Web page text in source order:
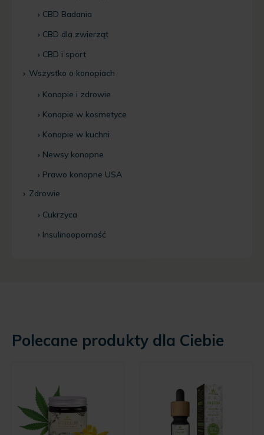
CBD Badania
CBD dla zwierząt
CBD i sport
Wszystko o konopiach
Konopie i zdrowie
Konopie w kosmetyce
Konopie w kuchni
Newsy konopne
Prawo konopne USA
Zdrowie
Cukrzyca
Insulinooporność
Polecane produkty dla Ciebie